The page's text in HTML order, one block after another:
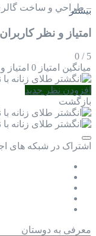
– طراحي و ساخت
بیشتر
امتیاز و نظر کاربران
5
/
0
میانگین امتیاز 0 امتیاز و رای
افزودن نظر جدید
بازگشت
اشتراک در شبکه های
معرفی به دوستان